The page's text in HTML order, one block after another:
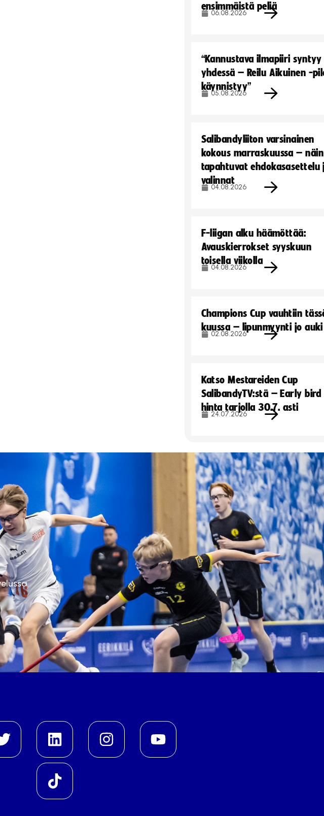
ensimmäistä peliä
06.08.2026
“Kannustava ilmapiiri syntyy
yhdessä – Reilu Aikuinen -
käynnistyy”
05.08.2026
Salibandyliiton varsinainen
kokous marraskuussa – näin
tapahtuvat ehdokasasettelu
valinnat
04.08.2026
F-liigan alku häämöttää:
Avauskierrokset syyskuun
toisella viikolla
04.08.2026
Champions Cup vauhtiin
kuussa – lipunmyynti jo auki
02.08.2026
Katso Mestareiden Cup
SalibandyTV:stä – Early
hinta tarjolla 30.7. asti
24.07.2026